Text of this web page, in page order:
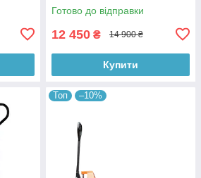
Готово до відправки
12 450 ₴ 14 900 ₴
Купити
Топ –10%